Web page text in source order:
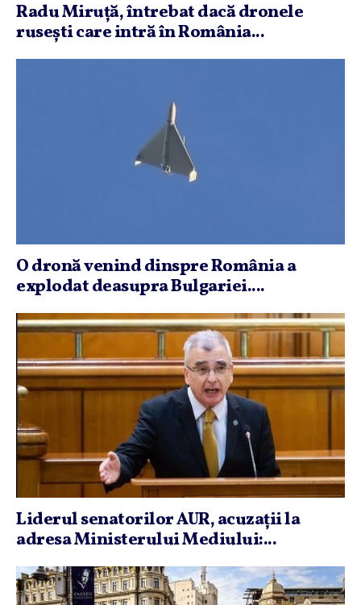
Radu Miruţă, întrebat dacă dronele
ruseşti care intră în România...
O dronă venind dinspre România a
explodat deasupra Bulgariei....
Liderul senatorilor AUR, acuzaţii la
adresa Ministerului Mediului:...